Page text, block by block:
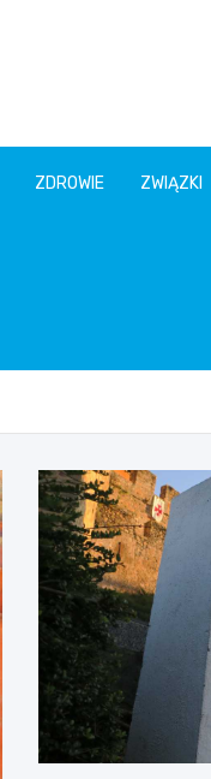
ZDROWIE ZWIĄZKI